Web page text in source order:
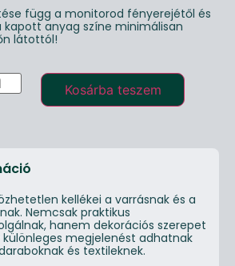
függ a monitorod fényerejétől és
kapott anyag színe minimálisan
látottól!
Kosárba teszem
kellékei a varrásnak és a
Nemcsak praktikus
hanem dekorációs szerepet
megjelenést adhatnak
és textileknek.